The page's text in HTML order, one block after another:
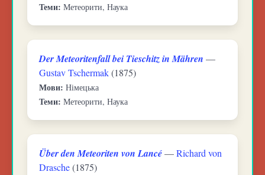
Теми: Метеорити, Наука
Der Meteoritenfall bei Tieschitz in Mähren —
Gustav Tschermak(1875)
Мови: Німецька
Теми: Метеорити, Наука
Über den Meteoriten von Lancé—Richard von
Drasche(1875)